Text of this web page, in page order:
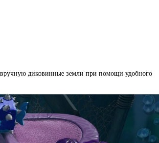
вручную диковинные земли при помощи удобного